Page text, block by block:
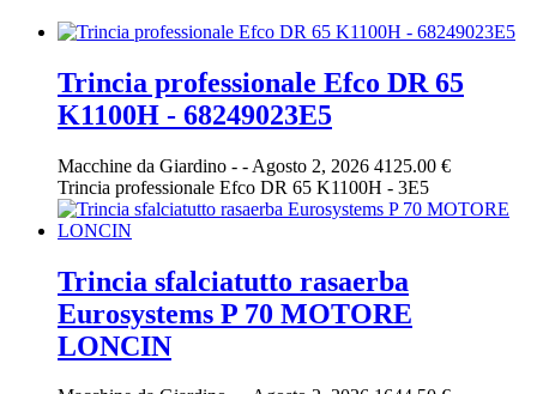
Trincia professionale Efco DR 65
K1100H - 68249023E5
Macchine da Giardino - - Agosto 2, 2026 4125.00 €
Trincia professionale Efco DR 65 K1100H - 3E5
Trincia sfalciatutto rasaerba
Eurosystems P 70 MOTORE
LONCIN